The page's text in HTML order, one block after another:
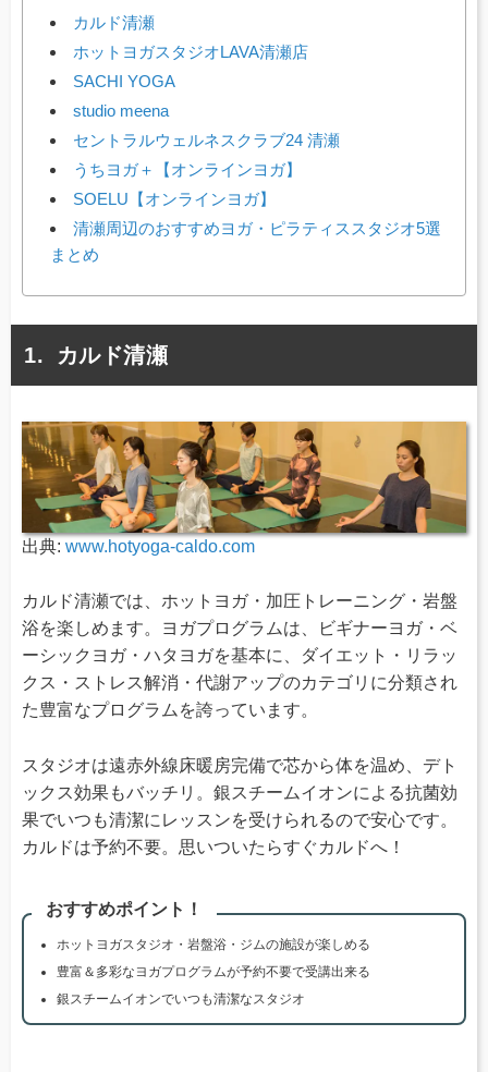
カルド清瀬
ホットヨガスタジオLAVA清瀬店
SACHI YOGA
studio meena
セントラルウェルネスクラブ24 清瀬
うちヨガ＋【オンラインヨガ】
SOELU【オンラインヨガ】
清瀬周辺のおすすめヨガ・ピラティススタジオ5選
まとめ
カルド清瀬
出典: www.hotyoga-caldo.com
カルド清瀬では、ホットヨガ・加圧トレーニング・岩盤
浴を楽しめます。ヨガプログラムは、ビギナーヨガ・ベ
ーシックヨガ・ハタヨガを基本に、ダイエット・リラッ
クス・ストレス解消・代謝アップのカテゴリに分類され
た豊富なプログラムを誇っています。
スタジオは遠赤外線床暖房完備で芯から体を温め、デト
ックス効果もバッチリ。銀スチームイオンによる抗菌効
果でいつも清潔にレッスンを受けられるので安心です。
カルドは予約不要。思いついたらすぐカルドへ！
おすすめポイント！
ホットヨガスタジオ・岩盤浴・ジムの施設が楽しめる
豊富＆多彩なヨガプログラムが予約不要で受講出来る
銀スチームイオンでいつも清潔なスタジオ